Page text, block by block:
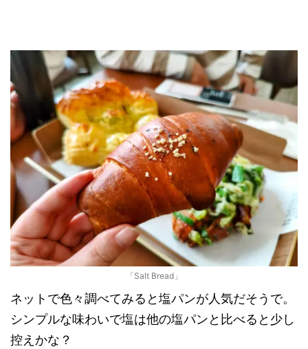
「Salt Bread」
ネットで色々調べてみると塩パンが人気だそうで。
シンプルな味わいで塩は他の塩パンと比べると少し
控えかな？